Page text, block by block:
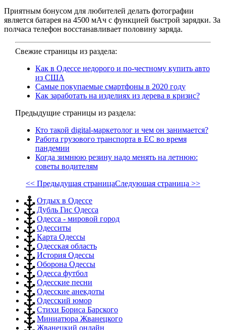
Приятным бонусом для любителей делать фотографии
является батарея на 4500 мАч с функцией быстрой зарядки. За
полчаса телефон восстанавливает половину заряда.
Свежие страницы из раздела:
Как в Одессе недорого и по-честному купить авто
из США
Самые покупаемые смартфоны в 2020 году
Как заработать на изделиях из дерева в кризис?
Предыдущие страницы из раздела:
Кто такой digital-маркетолог и чем он занимается?
Работа грузового транспорта в ЕС во время
пандемии
Когда зимнюю резину надо менять на летнюю:
советы водителям
<< Предыдущая страницаСледующая страница >>
Отдых в Одессе
Дубль Гис Одесса
Одесса - мировой город
Одесситы
Карта Одессы
Одесская область
История Одессы
Оборона Одессы
Одесса футбол
Одесские песни
Одесские анекдоты
Одесский юмор
Стихи Бориса Барского
Миниатюра Жванецкого
Жванецкий онлайн